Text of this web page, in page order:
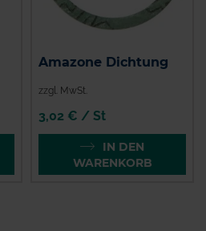
Amazone Dichtung
zzgl. MwSt.
3,02 € / St
IN DEN
WARENKORB